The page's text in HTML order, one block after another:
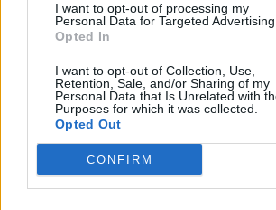
I want to opt-out of processing my
Personal Data for Targeted Advertising.
Opted In
I want to opt-out of Collection, Use,
Retention, Sale, and/or Sharing of my
Personal Data that Is Unrelated with
Purposes for which it was collected.
Opted Out
CONFIRM
GREEK BASKET LEAGUE
Πήρε Αγραβάνη ο Βίκος Ιωαννίνων
EUROLEAGUE
Αναντολού Εφές: Χάνει την αρχή
Παπαγιάννης
SUPER LEAGUE 2
Πανσερραϊκός: Ανακοίνωσε τον